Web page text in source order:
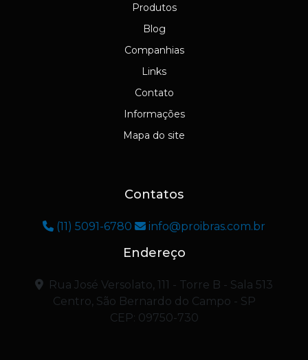
Produtos
Blog
Companhias
Links
Contato
Informações
Mapa do site
Contatos
(11) 5091-6780 info@proibras.com.br
Endereço
Rua José Versolato, 111 - Torre B - Sala 513
Centro, São Bernardo do Campo - SP
CEP: 09750-730